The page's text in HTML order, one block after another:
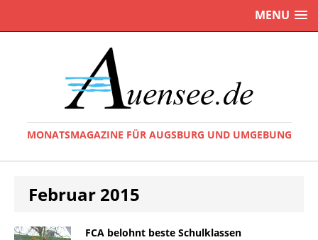
MENU
MONATSMAGAZINE FÜR AUGSBURG UND UMGEBUNG
Februar 2015
FCA belohnt beste Schulklassen